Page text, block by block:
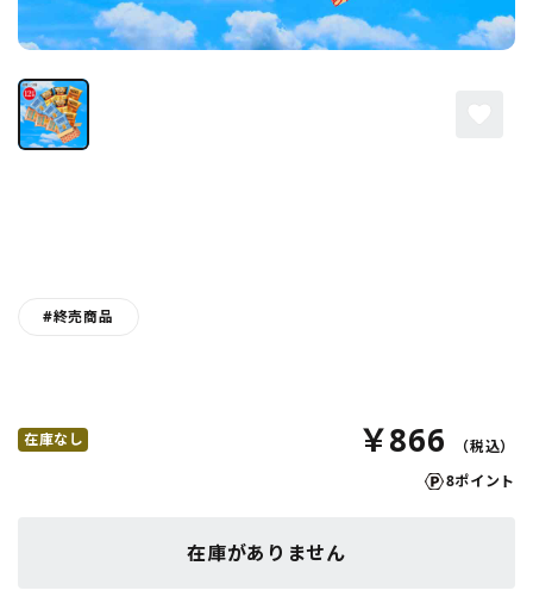
#終売商品
在庫なし ￥866
8ポイント
在庫がありません